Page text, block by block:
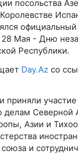
посольства
Мая - Дню
Республики.
Day.Az со
приняли участие
делам Северной
Азии и
и